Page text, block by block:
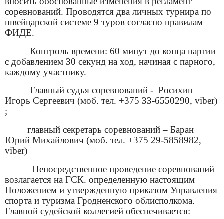
соревнований. Проводятся два личных турнира по
швейцарской системе 9 туров согласно правилам
ФИДЕ.
Контроль времени: 60 минут до конца партии
с добавлением 30 секунд на ход, начиная с парного,
каждому участнику.
Главный судья соревнований - Росихин
Игорь Сергеевич (моб. тел. +375 33-6550290, viber)
;
главный секретарь соревнований – Баран
Юрий Михайлович (моб. тел. +375 29-5858982,
viber)
Непосредственное проведение соревнований
возлагается на ГСК. определенную настоящим
Положением и утвержденную приказом Управления
спорта и туризма Гродненского облисполкома.
Главной судейской коллегией обеспечивается: